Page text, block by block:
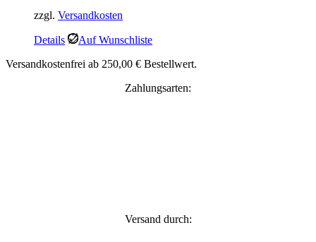
zzgl. Versandkosten
Details
Auf Wunschliste
Versandkostenfrei ab 250,00 € Bestellwert.
Zahlungsarten:
Versand durch: